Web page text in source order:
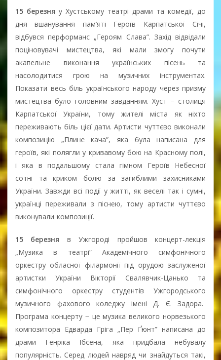
15 березня у Хустському театрі драми та комедії, до
дня вшанування пам’яті Героїв Карпатської Січі,
відбувся перформанс „Героям Слава”. Захід відвідали
поціновувачі мистецтва, які мали змогу почути
акапельне виконання українських пісень та
насолодитися грою на музичних інструментах.
Показати весь біль українського народу через призму
мистецтва було головним завданням. Хуст – столиця
Карпатської України, тому жителі міста як ніхто
переживають біль цієї дати. Артисти чуттєво виконали
композицію „Плине кача”, яка була написана для
героїв, які полягли у кривавому бою на Красному полі,
і яка в подальшому стала гімном Героїв Небесної
сотні та криком болю за загиблими захисниками
України. Завжди всі події у житті, як веселі так і сумні,
українці переживали з піснею, тому артисти чуттєво
виконували композиції.
15 березня в Ужгороді пройшов концерт-лекція
„Музика в театрі” Академічного симфонічного
оркестру обласної філармонії під орудою заслуженої
артистки України Вікторії Свалявчик-Цанько та
симфонічного оркестру студентів Ужгородського
музичного фахового коледжу імені Д. Є. Задора.
Програма концерту − це музика великого норвезького
композитора Едварда Гріга „Пер Ґюнт” написана до
драми Генріка Ібсена, яка придбала небувалу
популярність. Серед людей навряд чи знайдуться такі,